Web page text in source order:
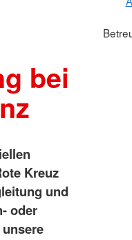
bei
Kreuz
und
oder